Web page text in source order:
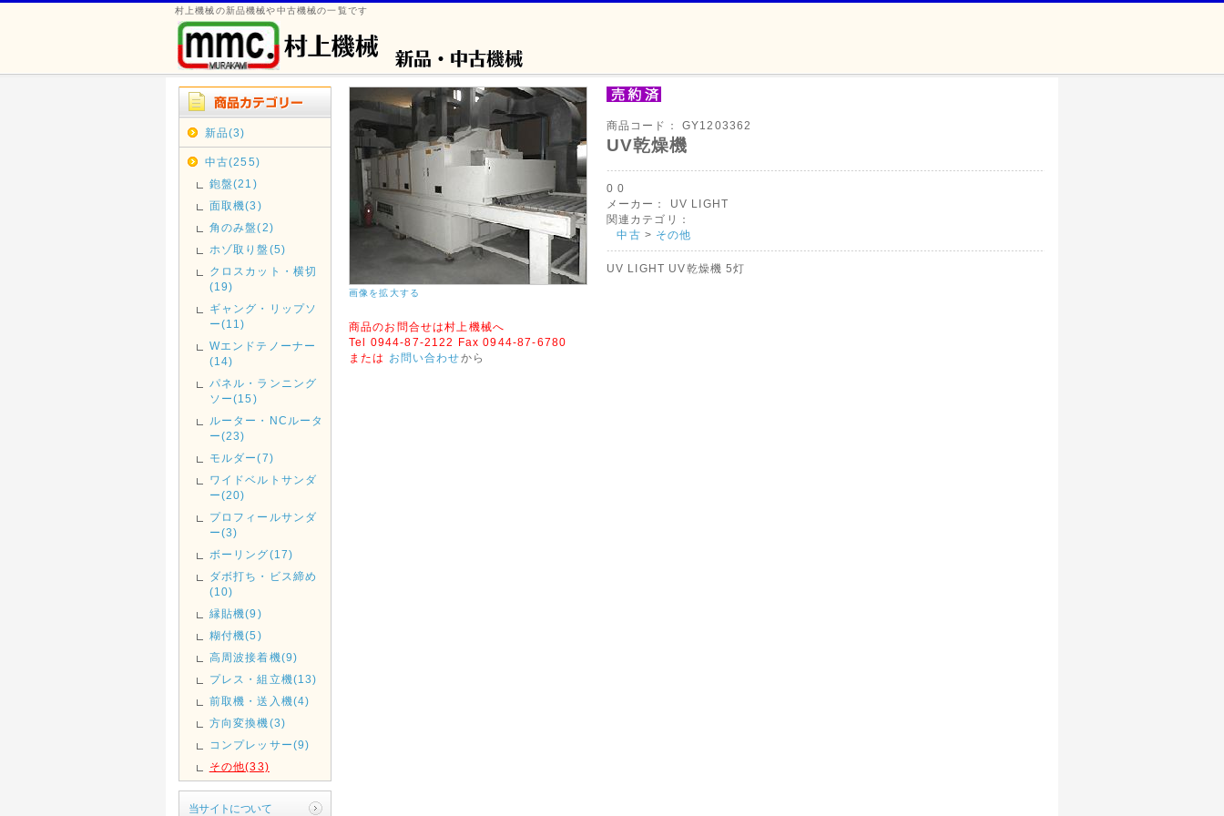
村上機械の新品機械や中古機械の一覧です
新品(3)
中古(255)
鉋盤(21)
面取機(3)
角のみ盤(2)
ホゾ取り盤(5)
クロスカット・横切
(19)
ギャング・リップソ
ー(11)
Wエンドテノーナー
(14)
パネル・ランニング
ソー(15)
ルーター・NCルータ
ー(23)
モルダー(7)
ワイドベルトサンダ
ー(20)
プロフィールサンダ
ー(3)
ボーリング(17)
ダボ打ち・ビス締め
(10)
縁貼機(9)
糊付機(5)
高周波接着機(9)
プレス・組立機(13)
前取機・送入機(4)
方向変換機(3)
コンプレッサー(9)
その他(33)
当サイトについて
画像を拡大する
商品コード： GY1203362
UV乾燥機
0 0
メーカー：
UV LIGHT
関連カテゴリ：
中古 > その他
UV LIGHT UV乾燥機 5灯
商品のお問合せは村上機械へ
Tel 0944-87-2122 Fax 0944-87-6780
または
お問い合わせから